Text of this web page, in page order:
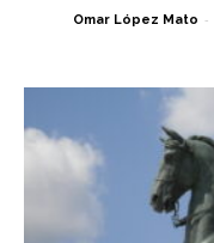
Omar López Mato -